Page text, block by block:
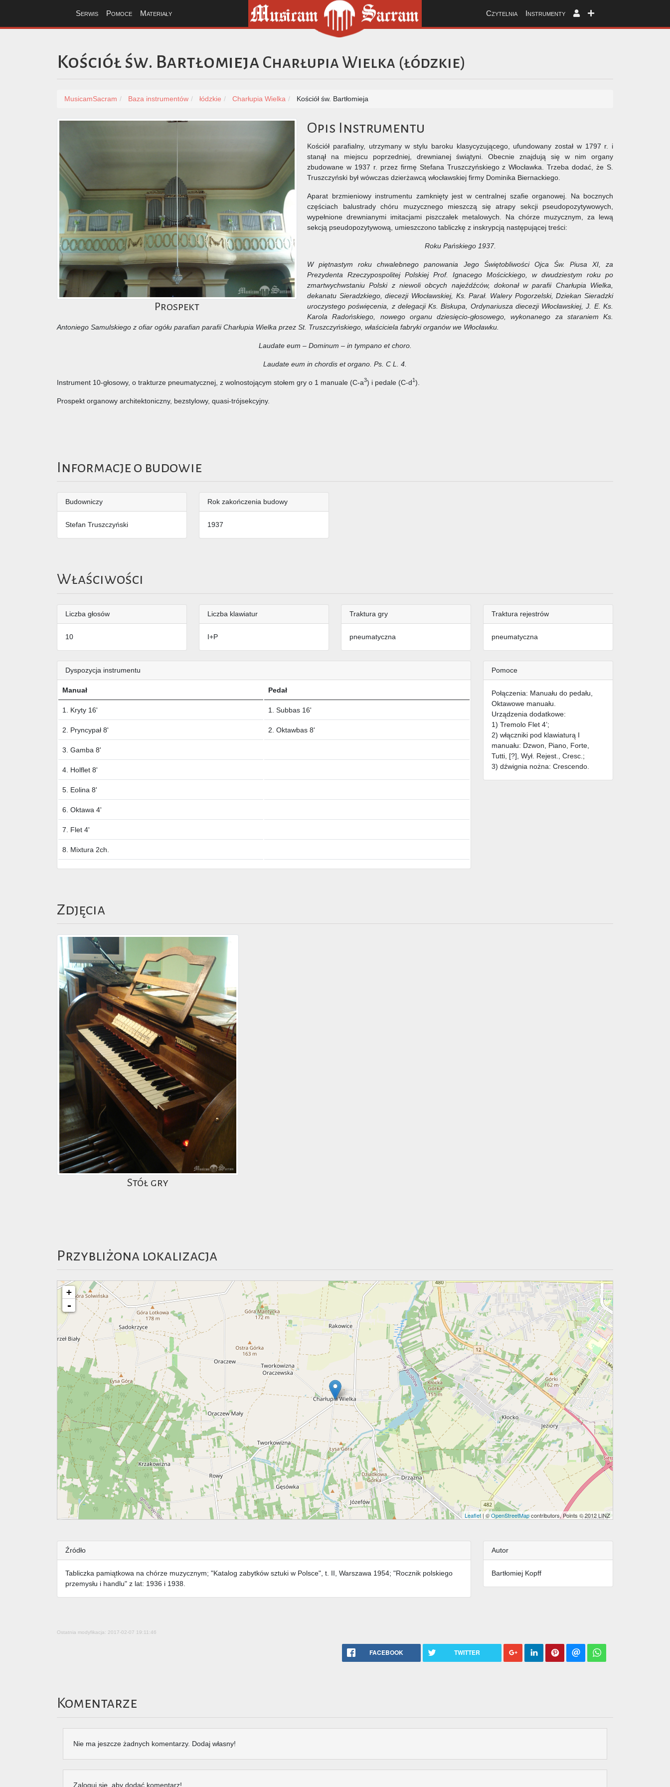
Serwis Pomoce Materiały Czytelnia Instrumenty
Kościół św. Bartłomieja Charłupia Wielka (łódzkie)
MusicamSacram Baza instrumentów łódzkie Charłupia Wielka Kościół św. Bartłomieja
Prospekt
Opis Instrumentu
Kościół parafialny, utrzymany w stylu baroku klasycyzującego, ufundowany został w 1797 r. i
stanął na miejscu poprzedniej, drewnianej świątyni. Obecnie znajdują się w nim organy
zbudowane w 1937 r. przez firmę Stefana Truszczyńskiego z Włocławka. Trzeba dodać, że S.
Truszczyński był wówczas dzierżawcą włocławskiej firmy Dominika Biernackiego.
Aparat brzmieniowy instrumentu zamknięty jest w centralnej szafie organowej. Na bocznych
częściach balustrady chóru muzycznego mieszczą się atrapy sekcji pseudopozytywowych,
wypełnione drewnianymi imitacjami piszczałek metalowych. Na chórze muzycznym, za lewą
sekcją pseudopozytywową, umieszczono tabliczkę z inskrypcją następującej treści:
Roku Pańskiego 1937.
W piętnastym roku chwalebnego panowania Jego Świętobliwości Ojca Św. Piusa XI, za
Prezydenta Rzeczypospolitej Polskiej Prof. Ignacego Mościckiego, w dwudziestym roku po
zmartwychwstaniu Polski z niewoli obcych najeźdźców, dokonał w parafii Charłupia Wielka,
dekanatu Sieradzkiego, diecezji Włocławskiej, Ks. Parał. Walery Pogorzelski, Dziekan Sieradzki
uroczystego poświęcenia, z delegacji Ks. Biskupa, Ordynariusza diecezji Włocławskiej, J. E. Ks.
Karola Radońskiego, nowego organu dziesięcio-głosowego, wykonanego za staraniem Ks.
Antoniego Samulskiego z ofiar ogółu parafian parafii Charłupia Wielka przez St. Truszczyńskiego, właściciela fabryki organów we Włocławku.
Laudate eum – Dominum – in tympano et choro.
Laudate eum in chordis et organo. Ps. C L. 4.
Instrument 10-głosowy, o trakturze pneumatycznej, z wolnostojącym stołem gry o 1 manuale (C-a3) i pedale (C-d1 ).
Prospekt organowy architektoniczny, bezstylowy, quasi-trójsekcyjny.
Informacje o budowie
Budowniczy
Stefan Truszczyński
Rok zakończenia budowy
1937
Właściwości
Liczba głosów
10
Liczba klawiatur
I+P
Traktura gry
pneumatyczna
Traktura rejestrów
pneumatyczna
Dyspozycja instrumentu
Manuał Pedał
1. Kryty 16' 1. Subbas 16'
2. Pryncypał 8' 2. Oktawbas 8'
3. Gamba 8'
4. Holflet 8'
5. Eolina 8'
6. Oktawa 4'
7. Flet 4'
8. Mixtura 2ch.
Pomoce
Połączenia: Manuału do pedału,
Oktawowe manuału.
Urządzenia dodatkowe:
1) Tremolo Flet 4’;
2) włączniki pod klawiaturą I
manuału: Dzwon, Piano, Forte,
Tutti, [?], Wył. Rejest., Cresc.;
3) dźwignia nożna: Crescendo.
Zdjęcia
Stół gry
Przybliżona lokalizacja
+
-
Leaflet| ©OpenStreetMapcontributors, Points © 2012 LINZ
Źródło
Tabliczka pamiątkowa na chórze muzycznym; "Katalog zabytków sztuki w Polsce", t. II, Warszawa 1954; "Rocznik polskiego
przemysłu i handlu" z lat: 1936 i 1938.
Autor
Bartłomiej Kopff
Ostatnia modyfikacja: 2017-02-07 19:11:46
FACEBOOK TWITTER
Komentarze
Nie ma jeszcze żadnych komentarzy. Dodaj własny!
Zaloguj się, aby dodać komentarz!